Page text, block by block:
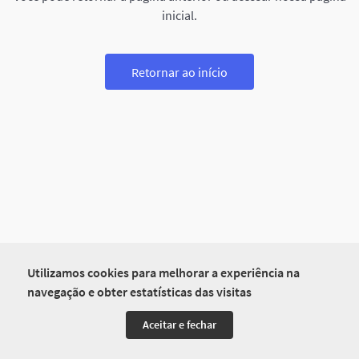
Utilizamos cookies para melhorar a experiência na
navegação e obter estatísticas das visitas
Aceitar e fechar
inicial.
Retornar ao início